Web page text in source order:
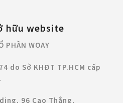
hữu website
PHẦN WOAY
do Sở KHĐT TP.HCM cấp
96 Cao Thắng,